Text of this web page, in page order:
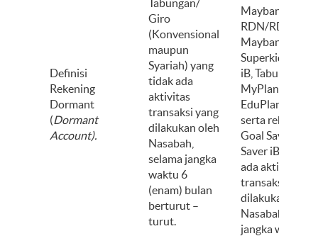
Definisi
Rekening
Dormant
(Dormant
Account).
Tabungan/
Giro
(Konvensional
maupun
Syariah) yang
tidak ada
aktivitas
transaksi yang
dilakukan oleh
Nasabah,
selama jangka
waktu 6
(enam) bulan
berturut –
turut.
Maybank
RDN/RDN iB,
Maybank
Superkidz/
iB, Tabungan
MyPlan/
EduPlan/
serta rekening
Goal Saver/ U
Saver iB - yang
ada aktivitas
transaksi yang
dilakukan oleh
Nasabah,
jangka waktu